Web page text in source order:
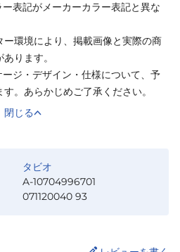
表記がメーカーカラー表記と異な
環境により、掲載画像と実際の商
ります。
ジ・デザイン・仕様について、予
。あらかじめご了承ください。
閉じる
タビオ
A-10704996701
071120040 93